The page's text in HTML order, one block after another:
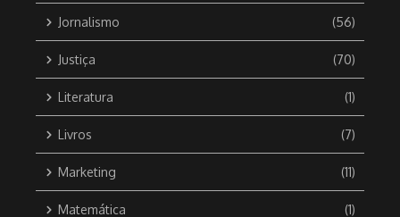
Jornalismo (56)
Justiça (70)
Literatura (1)
Livros (7)
Marketing (11)
Matemática (1)